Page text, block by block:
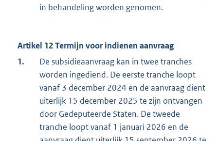
in behandeling worden genomen.
Artikel 12 Termijn voor indienen aanvraag
1.
De subsidieaanvraag kan in twee tranches
worden ingediend. De eerste tranche loopt
vanaf 3 december 2024 en de aanvraag dient
uiterlijk 15 december 2025 te zijn ontvangen
door Gedeputeerde Staten. De tweede
tranche loopt vanaf 1 januari 2026 en de